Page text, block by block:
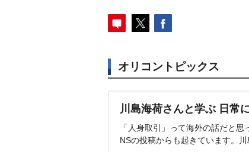
オリコントピックス
川島海荷さんと学ぶ 日常
「人身取引」って海外の話だと
NSの投稿からも起きています。